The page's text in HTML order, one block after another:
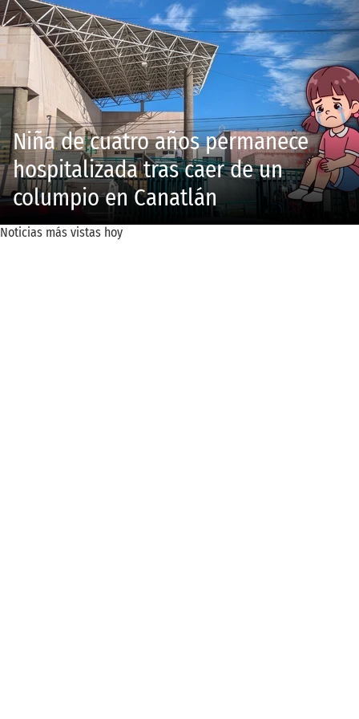
Niña de cuatro años permanece
hospitalizada tras caer de un
columpio en Canatlán
Noticias más vistas hoy